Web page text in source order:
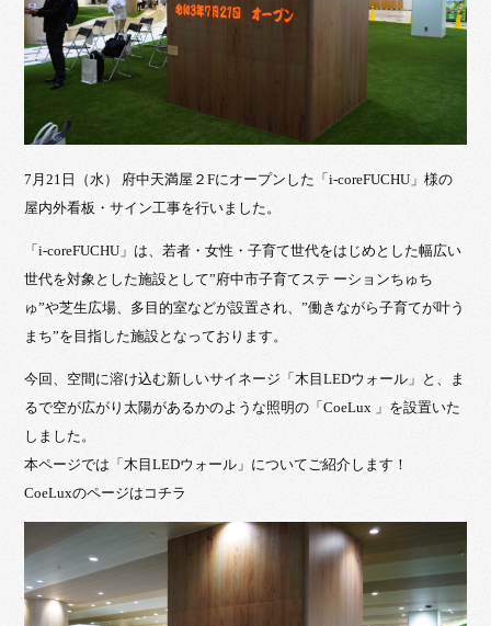
7月21日（水） 府中天満屋２Fにオープンした「i-coreFUCHU」様の
屋内外看板・サイン工事を行いました。
「i-coreFUCHU」は、若者・女性・子育て世代をはじめとした幅広い
世代を対象とした施設として”府中市子育てステ ーションちゅち
ゅ”や芝生広場、多目的室などが設置され、”働きながら子育てが叶う
まち”を目指した施設となっております。
今回、空間に溶け込む新しいサイネージ「木目LEDウォール」と、ま
るで空が広がり太陽があるかのような照明の「CoeLux 」を設置いた
しました。
本ページでは「木目LEDウォール」についてご紹介します！
CoeLuxのページはコチラ